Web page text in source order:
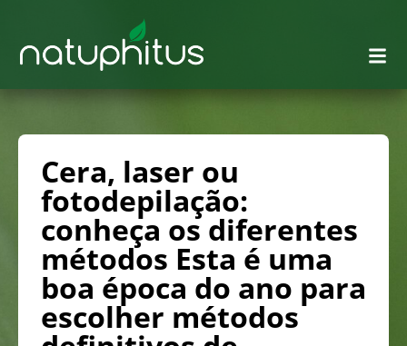
Cera, laser ou
fotodepilação:
conheça os diferentes
métodos Esta é uma
boa época do ano para
escolher métodos